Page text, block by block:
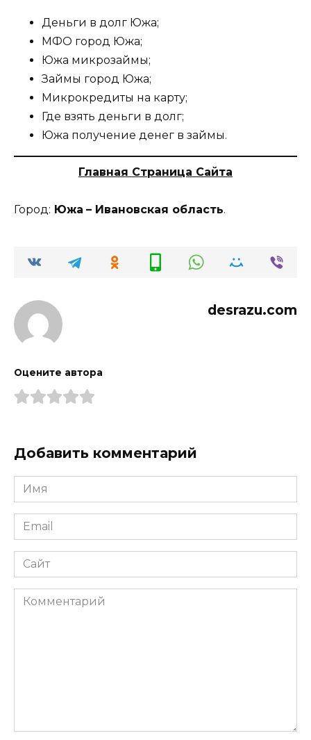
Деньги в долг Южа;
МФО город Южа;
Южа микрозаймы;
Займы город Южа;
Микрокредиты на карту;
Где взять деньги в долг;
Южа получение денег в займы.
Главная Страница Сайта
Город: Южа – Ивановская область.
desrazu.com
Оцените автора
Добавить комментарий
Имя
*
Email
*
Сайт
Комментарий